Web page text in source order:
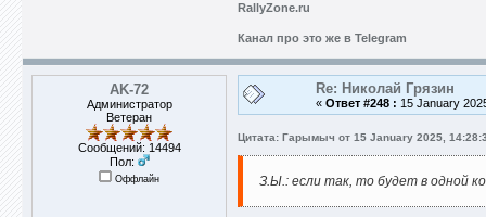
RallyZone.ru
Канал про это же в Telegram
AK-72
Администратор
Ветеран
Сообщений: 14494
Пол:
Оффлайн
Re: Николай Грязин
« Ответ #248 : 15 January
Цитата: Гарымыч от 15 January 2025,
З.Ы.: если так, то будет в одной